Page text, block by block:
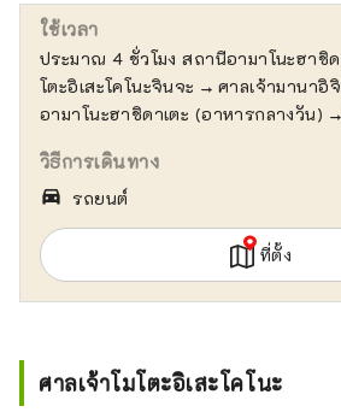
สร้างประเทศญี่ปุ่นอีกด้วย พื้นที่เกียวโตริมทะเล
เต็มไปด้วยหลักฐานการกำ
สืบเชื้อสายของโทโยเกะโน
อาหารที่เก่าแก่ที่สุด ตำนาน
และตำนานพระราชวังมังก
โตที่ดึงดูดคนทั่วโลกและเ
หลวงในช่วงยุคเฮอันและมุ
วัฒนธรรม "ให้ความสำคัญ
ใช้เวลา
ประมาณ 4 ชั่วโมง สถานีอามาโนะฮาชิด
โตะอิเสะโคโนะจินจะ → ศาลเจ้ามานาอิ
อามาโนะฮาชิดาเตะ (อาหารกลางวัน)
วิธีการเดินทาง
directions_car_filled รถยนต์
ที่ตั้ง
ศาลเจ้าโมโตะอิเสะโคโนะ